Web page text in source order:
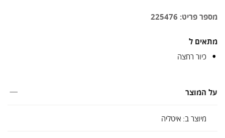
מספר פריט: 225476
מתאים ל
כיור רחצה
על המוצר
מיוצר ב: איטליה